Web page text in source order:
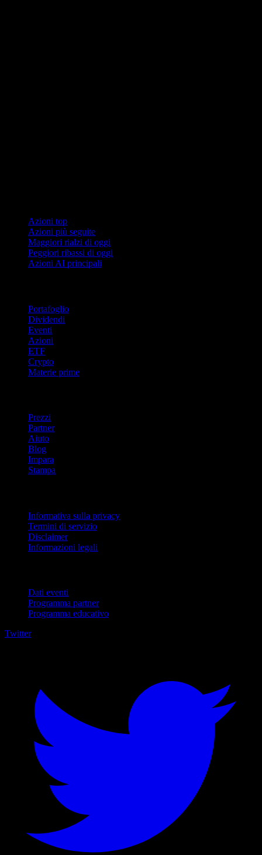
Azioni top
Azioni più seguite
Maggiori rialzi di oggi
Peggiori ribassi di oggi
Azioni AI principali
Portafoglio
Dividendi
Eventi
Azioni
ETF
Crypto
Materie prime
Prezzi
Partner
Aiuto
Blog
Impara
Stampa
Informativa sulla privacy
Termini di servizio
Disclaimer
Informazioni legali
Dati eventi
Programma partner
Programma educativo
Twitter